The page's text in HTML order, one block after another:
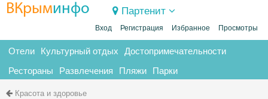
ВКрыминфо Партенит
Вход Регистрация Избранное Просмотры
Отели Культурный отдых Достопримечательности
Рестораны Развлечения Пляжи Парки
Красота и здоровье